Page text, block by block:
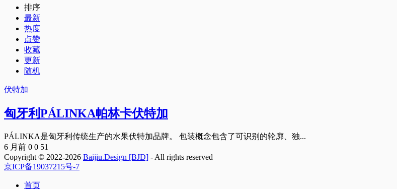
排序
最新
热度
点赞
收藏
更新
随机
伏特加
匈牙利PÁLINKA帕林卡伏特加
PÁLINKA是匈牙利传统生产的水果伏特加品牌。 包装概念包含了可识别的轮廓、独...
6 月前 0 0 51
Copyright © 2022-2026 Baijiu.Design [BJD] - All rights reserved
京ICP备19037215号-7
首页